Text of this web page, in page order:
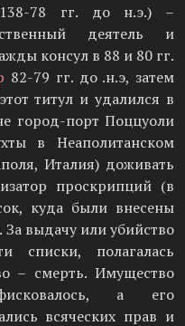
78 гг. до н.э.) –
деятель и
консул в 88 и 80 гг.
82-79 гг. до .н.э, затем
титул и удалился в
город-порт Поццуоли
в Неаполитанском
Италия) доживать
проскрипций (в
куда были внесены
За выдачу или убийство
списки, полагалась
– смерть. Имущество
а его
всяческих прав и